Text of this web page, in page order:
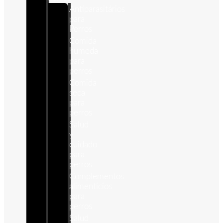
Antiparasitários
para
Perros
Comida
humeda
para
perros
Comida
seca
para
perros
Salud
y
cuidado
para
perros
Complementos
alimenticios
para
perros
Salud